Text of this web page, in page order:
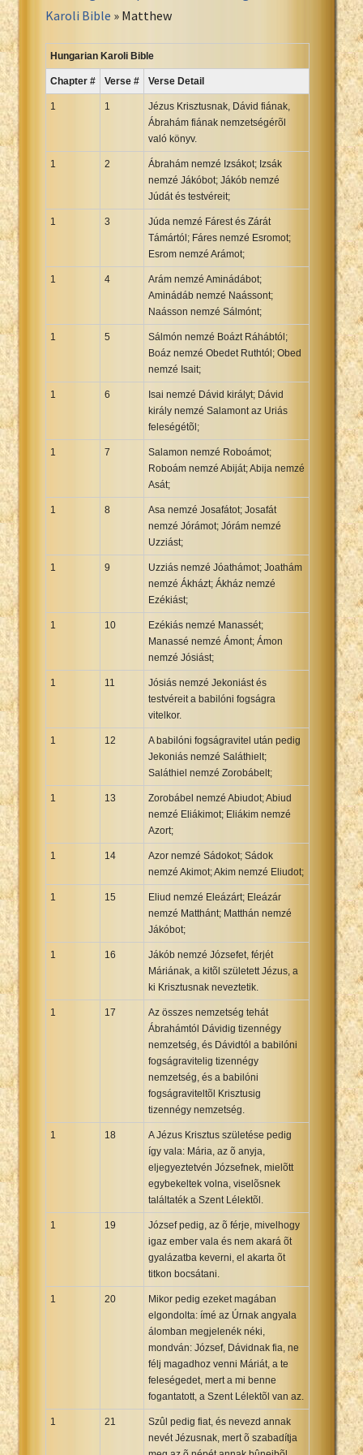
Russian Synodal 1876 Bible
Russian Synodal Bible Win-1251
Spanish RV 1909 Bible
Spanish Sag. Escrituras 1569
Swahili New Testament
Tagalog 1905
Tagalog John and James
Uma New Testament
Xhosa Bible
Karoli Bible » Matthew
Hungarian Karoli Bible
Chapter # Verse # Verse Detail
1 1
Jézus Krisztusnak, Dávid fiának,
Ábrahám fiának nemzetségérõl
való könyv.
1 2
Ábrahám nemzé Izsákot; Izsák
nemzé Jákóbot; Jákób nemzé
Júdát és testvéreit;
1 3
Júda nemzé Fárest és Zárát
Támártól; Fáres nemzé Esromot;
Esrom nemzé Arámot;
1 4
Arám nemzé Aminádábot;
Aminádáb nemzé Naássont;
Naásson nemzé Sálmónt;
1 5
Sálmón nemzé Boázt Ráhábtól;
Boáz nemzé Obedet Ruthtól; Obed
nemzé Isait;
1 6
Isai nemzé Dávid királyt; Dávid
király nemzé Salamont az Uriás
feleségétõl;
1 7
Salamon nemzé Roboámot;
Roboám nemzé Abiját; Abija nemzé
Asát;
1 8
Asa nemzé Josafátot; Josafát
nemzé Jórámot; Jórám nemzé
Uzziást;
1 9
Uzziás nemzé Jóathámot; Joathám
nemzé Ákházt; Ákház nemzé
Ezékiást;
1 10
Ezékiás nemzé Manassét;
Manassé nemzé Ámont; Ámon
nemzé Jósiást;
1 11
Jósiás nemzé Jekoniást és
testvéreit a babilóni fogságra
vitelkor.
1 12
A babilóni fogságravitel után pedig
Jekoniás nemzé Saláthielt;
Saláthiel nemzé Zorobábelt;
1 13
Zorobábel nemzé Abiudot; Abiud
nemzé Eliákimot; Eliákim nemzé
Azort;
1 14
Azor nemzé Sádokot; Sádok
nemzé Akimot; Akim nemzé Eliudot;
1 15
Eliud nemzé Eleázárt; Eleázár
nemzé Matthánt; Matthán nemzé
Jákóbot;
1 16
Jákób nemzé Józsefet, férjét
Máriának, a kitõl született Jézus, a
ki Krisztusnak neveztetik.
1 17
Az összes nemzetség tehát
Ábrahámtól Dávidig tizennégy
nemzetség, és Dávidtól a babilóni
fogságravitelig tizennégy
nemzetség, és a babilóni
fogságraviteltõl Krisztusig
tizennégy nemzetség.
1 18
A Jézus Krisztus születése pedig
így vala: Mária, az õ anyja,
eljegyeztetvén Józsefnek, mielõtt
egybekeltek volna, viselõsnek
találtaték a Szent Lélektõl.
1 19
József pedig, az õ férje, mivelhogy
igaz ember vala és nem akará õt
gyalázatba keverni, el akarta õt
titkon bocsátani.
1 20
Mikor pedig ezeket magában
elgondolta: ímé az Úrnak angyala
álomban megjelenék néki,
mondván: József, Dávidnak fia, ne
félj magadhoz venni Máriát, a te
feleségedet, mert a mi benne
fogantatott, a Szent Lélektõl van az.
1 21
Szûl pedig fiat, és nevezd annak
nevét Jézusnak, mert õ szabadítja